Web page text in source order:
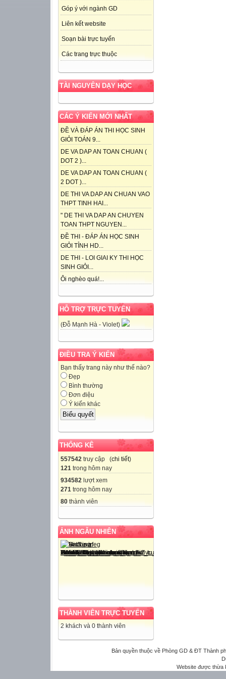
Góp ý với ngành GD
Liên kết website
Soạn bài trực tuyến
Các trang trực thuộc
TÀI NGUYÊN DẠY HỌC
CÁC Ý KIẾN MỚI NHẤT
ĐỀ VÀ ĐÁP ÁN THI HỌC SINH
GIỎI TOÁN 9...
DE VA DAP AN TOAN CHUAN (
DOT 2 )...
DE VA DAP AN TOAN CHUAN (
2 DOT )...
DE THI VA DAP AN CHUAN VAO
THPT TINH HAI...
" DE THI VA DAP AN CHUYEN
TOAN THPT NGUYEN...
ĐỀ THI - ĐÁP ÁN HỌC SINH
GIỎI TỈNH HD...
DE THI - LOI GIAI KY THI HỌC
SINH GIỎI...
Ôi nghèo quá!...
HỖ TRỢ TRỰC TUYẾN
(Đỗ Mạnh Hà - Violet)
ĐIỀU TRA Ý KIẾN
Bạn thấy trang này như thế nào?
Đẹp
Bình thường
Đơn điệu
Ý kiến khác
THỐNG KÊ
557542 truy cập (chi tiết)
121 trong hôm nay
934582 lượt xem
271 trong hôm nay
80 thành viên
ẢNH NGẪU NHIÊN
THÀNH VIÊN TRỰC TUYẾN
2 khách và 0 thành viên
Bản quyền thuộc về Phòng GD & ĐT Thành
Website được thừa